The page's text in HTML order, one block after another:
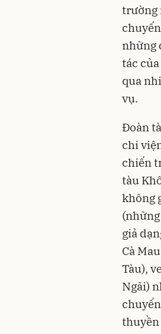
trường
những
tác
qua
vụ.
Đoàn
chi
chiến
tàu
không
giả
Cà
Tàu),
Ngãi)
thuyền